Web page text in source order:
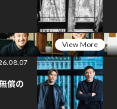
View More
償の